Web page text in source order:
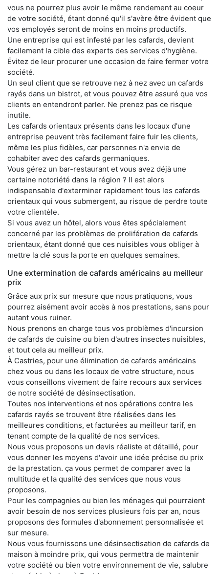
vous ne pourrez plus avoir le même rendement au coeur
de votre société, étant donné qu'il s'avère être évident que
vos employés seront de moins en moins productifs.
Une entreprise qui est infesté par les cafards, devient
facilement la cible des experts des services d'hygiène.
Évitez de leur procurer une occasion de faire fermer votre
société.
Un seul client que se retrouve nez à nez avec un cafards
rayés dans un bistrot, et vous pouvez être assuré que vos
clients en entendront parler. Ne prenez pas ce risque
inutile.
Les cafards orientaux présents dans les locaux d'une
entreprise peuvent très facilement faire fuir les clients,
même les plus fidèles, car personnes n'a envie de
cohabiter avec des cafards germaniques.
Vous gérez un bar-restaurant et vous avez déjà une
certaine notoriété dans la région ? Il est alors
indispensable d'exterminer rapidement tous les cafards
orientaux qui vous submergent, au risque de perdre toute
votre clientèle.
Si vous avez un hôtel, alors vous êtes spécialement
concerné par les problèmes de prolifération de cafards
orientaux, étant donné que ces nuisibles vous obliger à
mettre la clé sous la porte en quelques semaines.
Une extermination de cafards américains au meilleur
prix
Grâce aux prix sur mesure que nous pratiquons, vous
pourrez aisément avoir accès à nos prestations, sans pour
autant vous ruiner.
Nous prenons en charge tous vos problèmes d'incursion
de cafards de cuisine ou bien d'autres insectes nuisibles,
et tout cela au meilleur prix.
À Castries, pour une élimination de cafards américains
chez vous ou dans les locaux de votre structure, nous
vous conseillons vivement de faire recours aux services
de notre société de désinsectisation.
Toutes nos interventions et nos opérations contre les
cafards rayés se trouvent être réalisées dans les
meilleures conditions, et facturées au meilleur tarif, en
tenant compte de la qualité de nos services.
Nous vous proposons un devis réaliste et détaillé, pour
vous donner les moyens d'avoir une idée précise du prix
de la prestation. ça vous permet de comparer avec la
multitude et la qualité des services que nous vous
proposons.
Pour les compagnies ou bien les ménages qui pourraient
avoir besoin de nos services plusieurs fois par an, nous
proposons des formules d'abonnement personnalisée et
sur mesure.
Nous vous fournissons une désinsectisation de cafards de
maison à moindre prix, qui vous permettra de maintenir
votre société ou bien votre environnement de vie, salubre